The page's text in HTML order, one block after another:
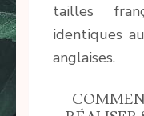
tailles
identiques
anglaises.